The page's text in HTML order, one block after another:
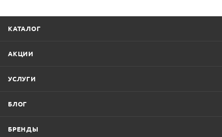
КАТАЛОГ
АКЦИИ
УСЛУГИ
БЛОГ
БРЕНДЫ